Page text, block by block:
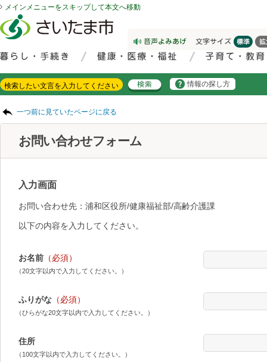
メインメニューをスキップして本文へ移動
情報の探し方
一つ前に見ていたページに戻る
お問い合わせフォーム
入力画面
お問い合わせ先：浦和区役所/健康福祉部/高齢介護課
以下の内容を入力してください。
お名前 （必須）
（20文字以内で入力してください。）
ふりがな （必須）
（ひらがな20文字以内で入力してください。）
住所
（100文字以内で入力してください。）